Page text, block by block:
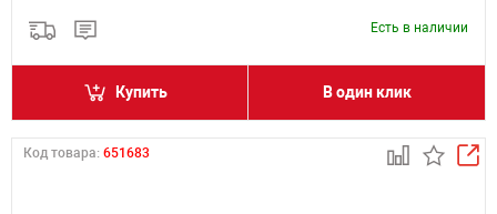
Есть в наличии
Купить В один клик
Код товара: 651683